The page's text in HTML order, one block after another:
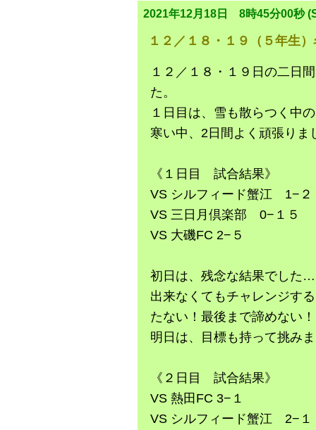
2021年12月18日 8時45分00秒
１２／１８・１９（５年生
１２／１８・１９日の二日
た。
１日目は、雪も散らつく中
寒い中、2日間よく頑張りま
《１日目 試合結果》
VS シルフィード蟹江 1−２
VS 三日月倶楽部 0−１５
VS 大磯FC 2−５
初日は、残念な結果でした…
出来なくてもチャレンジす
たない！最後まで諦めない！
明日は、目標も持って挑み
《２日目 試合結果》
VS 熱田FC 3−１
VS シルフィード蟹江 2−１